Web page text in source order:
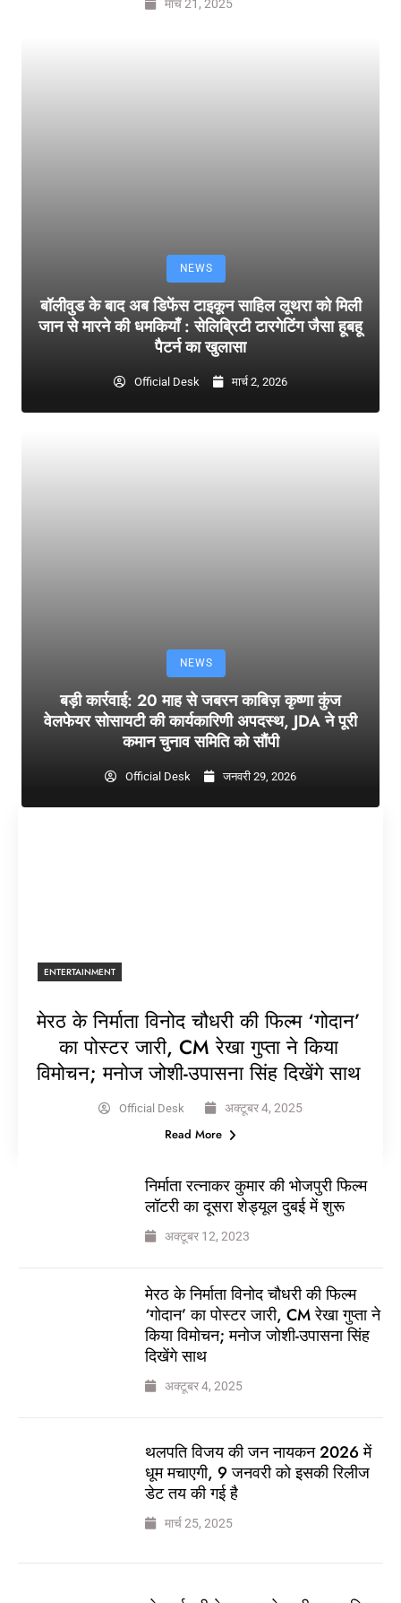
मार्च 21, 2025
NEWS
बॉलीवुड के बाद अब डिफेंस टाइकून साहिल लूथरा को मिली
जान से मारने की धमकियाँ : सेलिब्रिटी टारगेटिंग जैसा हूबहू
पैटर्न का खुलासा
Official Desk मार्च 2, 2026
NEWS
बड़ी कार्रवाई: 20 माह से जबरन काबिज़ कृष्णा कुंज
वेलफेयर सोसायटी की कार्यकारिणी अपदस्थ, JDA ने पूरी
कमान चुनाव समिति को सौंपी
Official Desk जनवरी 29, 2026
ENTERTAINMENT
मेरठ के निर्माता विनोद चौधरी की फिल्म ‘गोदान’
का पोस्टर जारी, CM रेखा गुप्ता ने किया
विमोचन; मनोज जोशी-उपासना सिंह दिखेंगे साथ
Official Desk अक्टूबर 4, 2025
Read More
निर्माता रत्नाकर कुमार की भोजपुरी फिल्म
लॉटरी का दूसरा शेड्यूल दुबई में शुरू
अक्टूबर 12, 2023
मेरठ के निर्माता विनोद चौधरी की फिल्म
‘गोदान’ का पोस्टर जारी, CM रेखा गुप्ता ने
किया विमोचन; मनोज जोशी-उपासना सिंह
दिखेंगे साथ
अक्टूबर 4, 2025
थलपति विजय की जन नायकन 2026 में
धूम मचाएगी, 9 जनवरी को इसकी रिलीज
डेट तय की गई है
मार्च 25, 2025